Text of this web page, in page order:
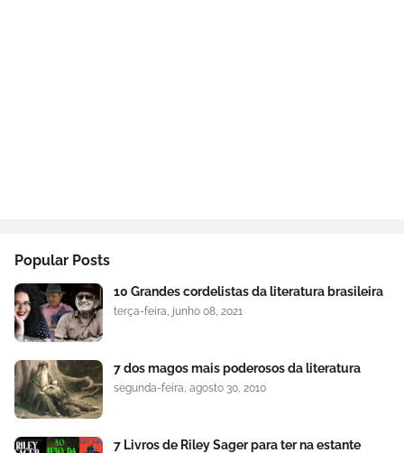
Popular Posts
10 Grandes cordelistas da literatura brasileira
terça-feira, junho 08, 2021
7 dos magos mais poderosos da literatura
segunda-feira, agosto 30, 2010
7 Livros de Riley Sager para ter na estante